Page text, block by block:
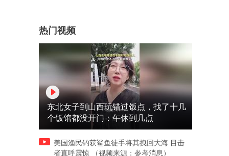
热门视频
东北女子到山西玩错过饭点，找了十几
个饭馆都没开门：午休到几点
美国渔民钓获鲨鱼徒手将其拽回大海 目击
者直呼震惊 （视频来源：参考消息）